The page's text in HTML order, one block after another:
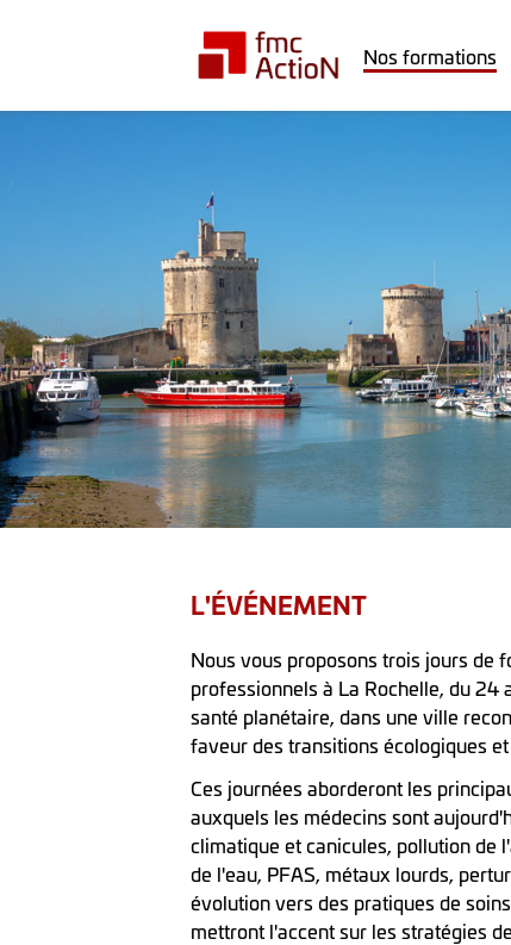
Nos formations
L'ÉVÉNEMENT
Nous vous proposons trois jours de
professionnels à La Rochelle, du 24
santé planétaire, dans une ville
faveur des transitions écologiques
Ces journées aborderont les
auxquels les médecins sont
climatique et canicules, pollution de
de l'eau, PFAS, métaux lourds,
évolution vers des pratiques de
mettront l'accent sur les stratégies